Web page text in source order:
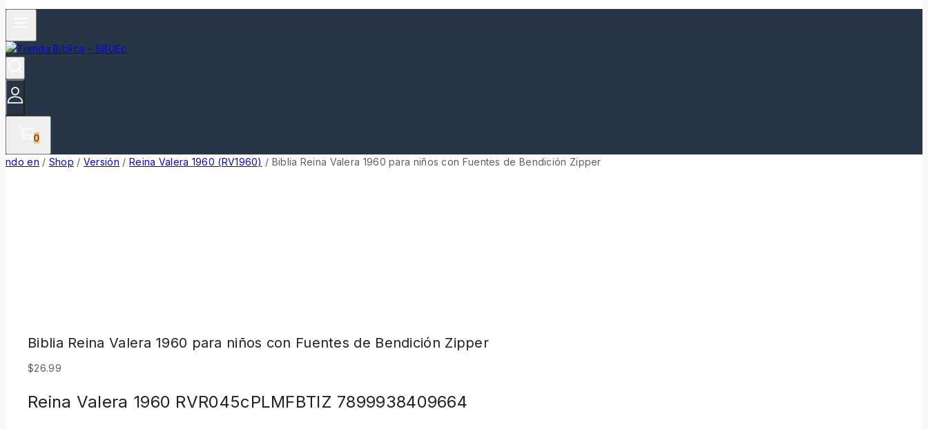
0
ndo en / Shop / Versión / Reina Valera 1960 (RV1960) / Biblia Reina Valera 1960 para niños con Fuentes de Bendición Zipper
Biblia Reina Valera 1960 para niños con Fuentes de Bendición Zipper
$26.99
Reina Valera 1960 RVR045cPLMFBTIZ 7899938409664